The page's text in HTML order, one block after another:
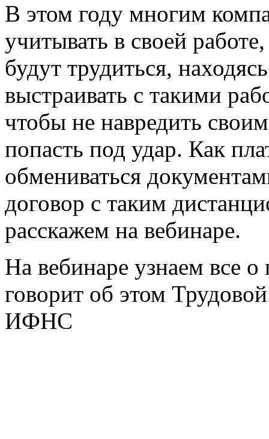
В этом году многим
учитывать в своей
будут трудиться,
выстраивать с такими
чтобы не навредить
попасть под удар. Как
обмениваться
договор с таким
расскажем на вебинаре.
На вебинаре узнаем все
говорит об этом
ИФНС